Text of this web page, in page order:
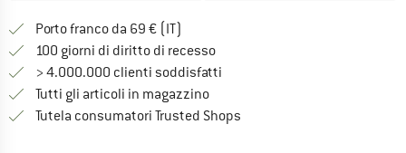
Porto franco da 69 € (IT)
100 giorni di diritto di recessoVai alla politica di recesso qui
> 4.000.000 clienti soddisfatti
Tutti gli articoli in magazzino
Tutela consumatori Trusted Shops